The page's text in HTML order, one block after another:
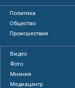
Политика
Общество
Происшествия
Видео
Фото
Мнения
Медиацентр